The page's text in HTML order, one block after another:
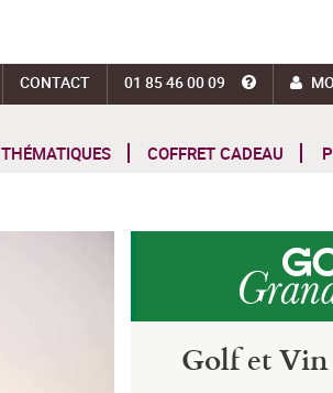
01 85 46 00 09
CONTACT
THÉMATIQUES COFFRET CADEAU
Golf et